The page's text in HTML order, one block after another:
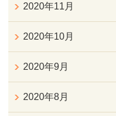
2020年11月
2020年10月
2020年9月
2020年8月